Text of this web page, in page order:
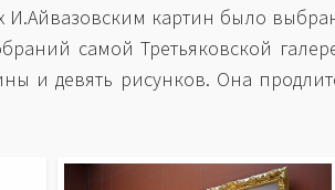
И.Айвазовским картин было
самой Третьяковской
и девять рисунков. Она